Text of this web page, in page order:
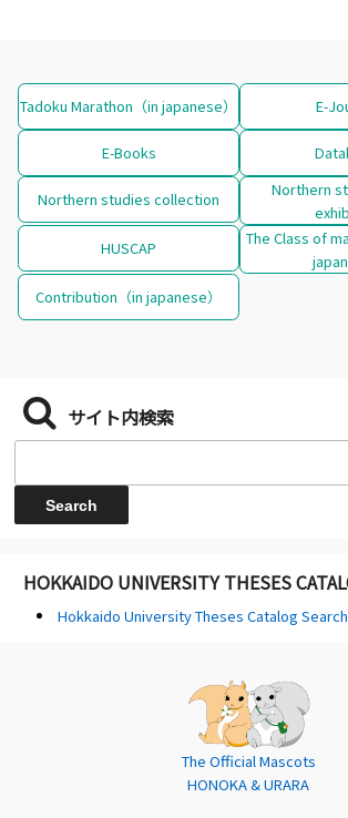
Tadoku Marathon（in japanese） E-
E-Books
Northern studies collection
Northern
HUSCAP
The Class of
Contribution（in japanese）
サイト内検索
HOKKAIDO UNIVERSITY THESES
Hokkaido University Theses Catalog
The Official Mascots
HONOKA & URARA